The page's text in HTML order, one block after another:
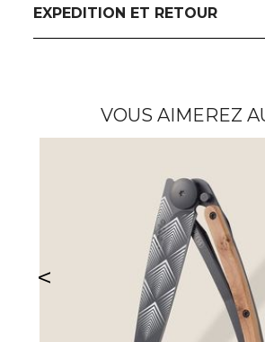
EXPEDITION ET RETOUR
VOUS AIMEREZ
<